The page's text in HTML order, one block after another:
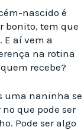
nascido é
bonito, tem que
aí vem a
na rotina
recebe?
uma naninha se
que pode ser
Pode ser algo